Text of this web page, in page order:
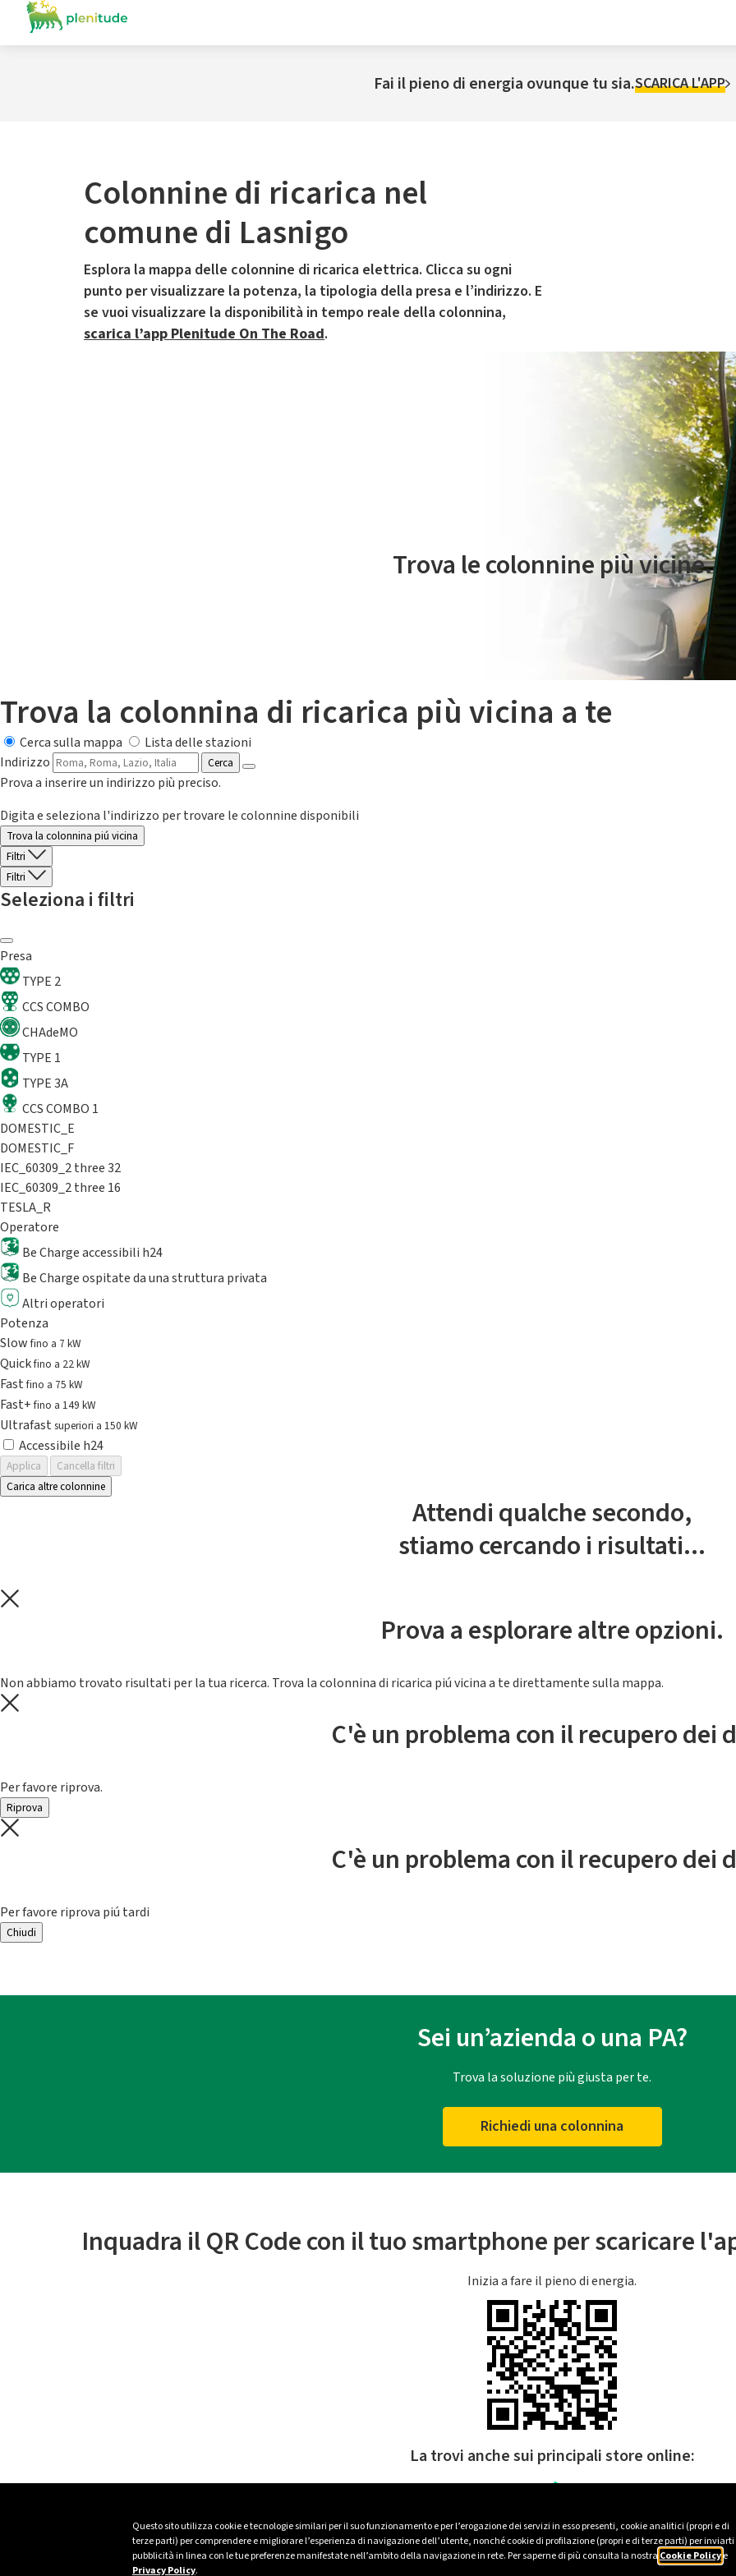
Questo sito utilizza cookie e tecnologie similari per il suo funzionamento e per l’erogazione dei servizi in esso presenti, cookie analitici (propri e di
terze parti) per comprendere e migliorare l’esperienza di navigazione dell’utente, nonché cookie di profilazione (propri e di terze parti) per inviarti
pubblicità in linea con le tue preferenze manifestate nell’ambito della navigazione in rete. Per saperne di più consulta la nostra Cookie Policye
Privacy Policy.
Fai il pieno di energia ovunque tu sia.SCARICA L'APP
Colonnine di ricarica nel
comune di Lasnigo
Esplora la mappa delle colonnine di ricarica elettrica. Clicca su ogni
punto per visualizzare la potenza, la tipologia della presa e l’indirizzo. E
se vuoi visualizzare la disponibilità in tempo reale della colonnina,
scarica l’app Plenitude On The Road.
Il servizio di mobilità elettrica è gestito da Plenitude On The Road
Trova le colonnine più vicine.
Trova la colonnina di ricarica più vicina a te
Cerca sulla mappa
Lista delle stazioni
Indirizzo
Cerca
Prova a inserire un indirizzo più preciso.
Digita e seleziona l'indirizzo per trovare le colonnine disponibili
Trova la colonnina piú vicina
Filtri
Filtri
Seleziona i filtri
Presa
TYPE 2
CCS COMBO
CHAdeMO
TYPE 1
TYPE 3A
CCS COMBO 1
DOMESTIC_E
DOMESTIC_F
IEC_60309_2 three 32
IEC_60309_2 three 16
TESLA_R
Operatore
Be Charge accessibili h24
Be Charge ospitate da una struttura privata
Altri operatori
Potenza
Slowfino a 7 kW
Quickfino a 22 kW
Fastfino a 75 kW
Fast+fino a 149 kW
Ultrafast superiori a 150 kW
Accessibile h24
Applica
Cancella filtri
Carica altre colonnine
Attendi qualche secondo,
stiamo cercando i risultati...
Prova a esplorare altre opzioni.
Non abbiamo trovato risultati per la tua ricerca. Trova la colonnina di ricarica piú vicina a te direttamente sulla mappa.
C'è un problema con il recupero dei
Per favore riprova.
Riprova
C'è un problema con il recupero dei
Per favore riprova piú tardi
Chiudi
Sei un’azienda o una PA?
Trova la soluzione più giusta per te.
Richiedi una colonnina
Inquadra il QR Code con il tuo smartphone per scaricare
Inizia a fare il pieno di energia.
La trovi anche sui principali store online: